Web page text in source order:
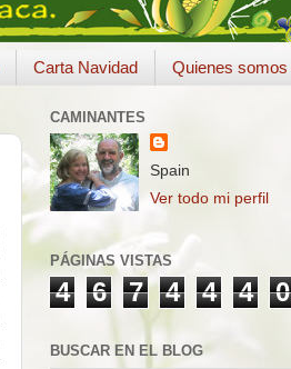
Carta Navidad Quienes somos
CAMINANTES
Spain
Ver todo mi perfil
PÁGINAS VISTAS
4 6 7 4 4 4 0
BUSCAR EN EL BLOG